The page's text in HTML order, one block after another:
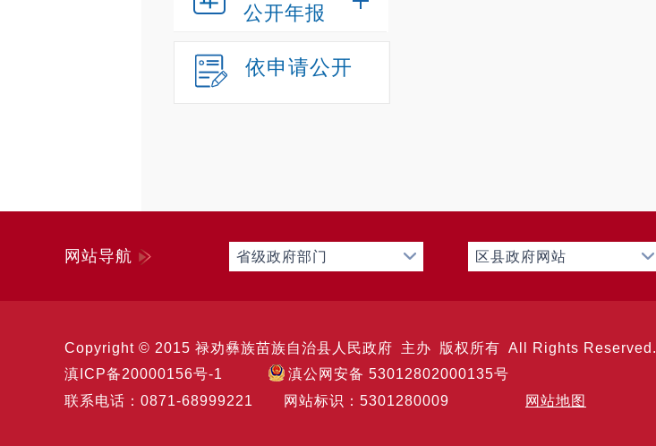
公开年报
依申请公开
网站导航 省级政府部门 区县政府网站
Copyright © 2015 禄劝彝族苗族自治县人民政府 主办 版权所有 All Rights Reserved.
滇ICP备20000156号-1
滇公网安备 53012802000135号
联系电话：0871-68999221 网站标识：5301280009
网站地图